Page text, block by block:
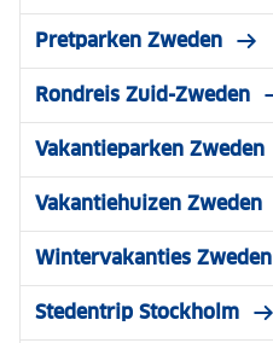
Pretparken Zweden
Rondreis Zuid-Zweden
Vakantieparken Zweden
Vakantiehuizen Zweden
Wintervakanties Zweden
Stedentrip Stockholm